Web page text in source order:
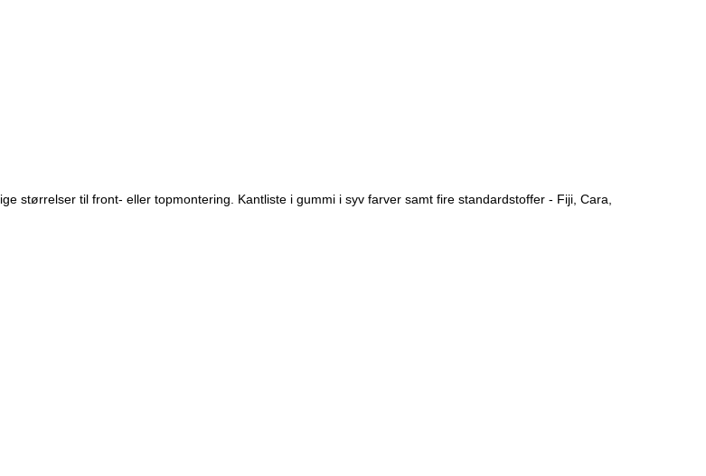
størrelser til front- eller topmontering. Kantliste i gummi i syv farver samt fire standardstoffer - Fiji, Cara,